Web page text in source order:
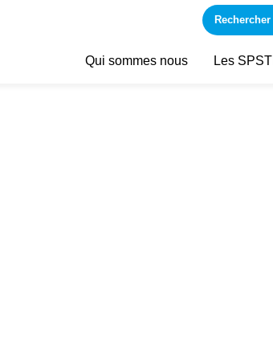
Rechercher
Qui sommes nous Les SPSTI